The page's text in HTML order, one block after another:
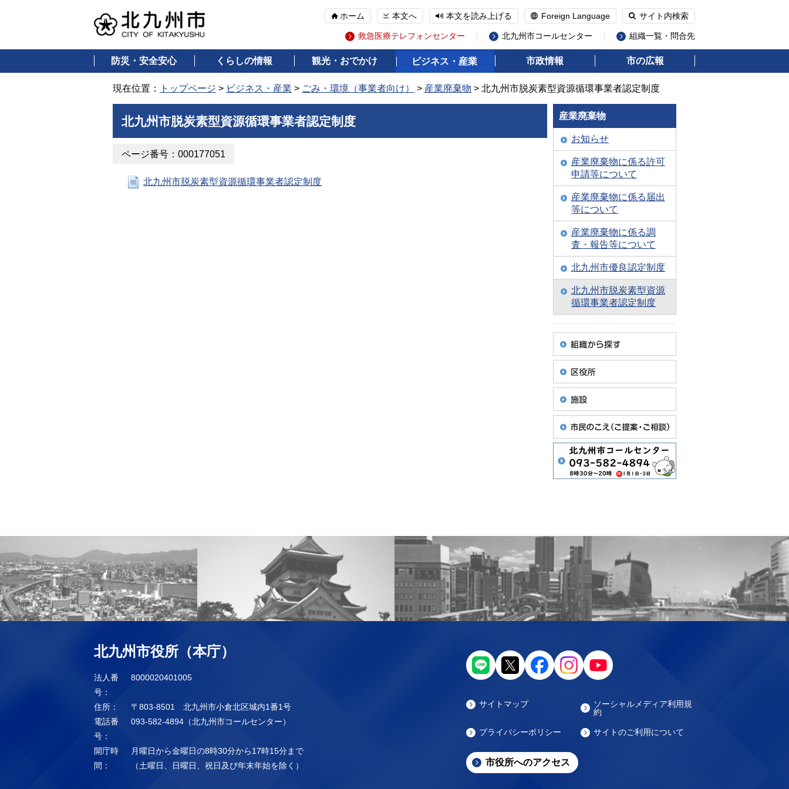
ホーム 本文へ 本文を読み上げる Foreign Language サイト内検索
救急医療テレフォンセンター 北九州市コールセンター 組織一覧・問合先
防災・安全安心 くらしの情報 観光・おでかけ ビジネス・産業 市政情報 市の広報
現在位置： トップページ > ビジネス・産業 > ごみ・環境（事業者向け） > 産業廃棄物 > 北九州市脱炭素型資源循環事業者認定制度
北九州市脱炭素型資源循環事業者認定制度
ページ番号：000177051
北九州市脱炭素型資源循環事業者認定制度
産業廃棄物
お知らせ
産業廃棄物に係る許可
申請等について
産業廃棄物に係る届出
等について
産業廃棄物に係る調
査・報告等について
北九州市優良認定制度
北九州市脱炭素型資源
循環事業者認定制度
北九州市役所（本庁）
法人番
号：
8000020401005
住所：
〒803-8501 北九州市小倉北区城内1番1号
電話番
号：
093-582-4894（北九州市コールセンター）
開庁時
間：
月曜日から金曜日の8時30分から17時15分まで
（土曜日、日曜日、祝日及び年末年始を除く）
サイトマップ
ソーシャルメディア利用規
約
プライバシーポリシー サイトのご利用について
市役所へのアクセス